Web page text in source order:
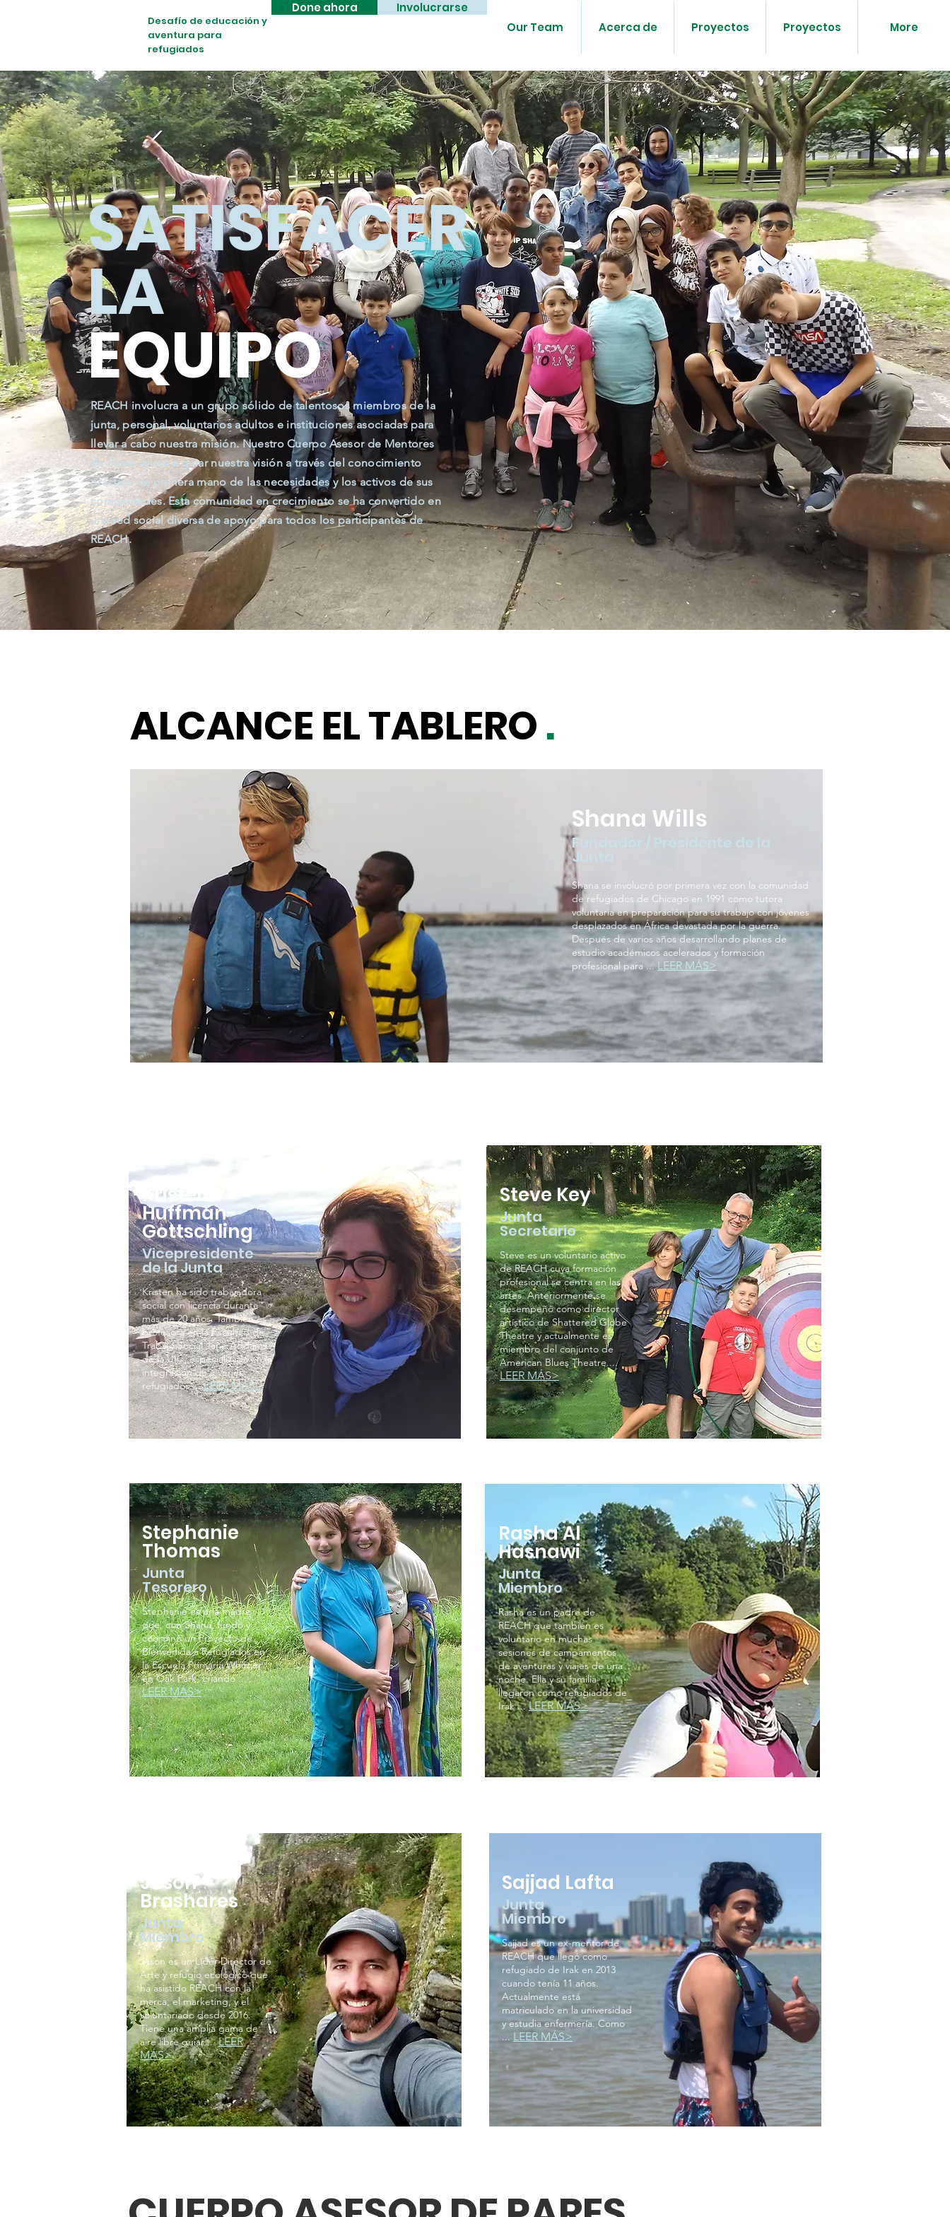
Desafío de educación y
aventura para
refugiados
Done ahora
Involucrarse
Our Team
Acerca de Proyectos Proyectos More
SATISFACER
LA
EQUIPO
REACH involucra a un grupo sólido de talentosos miembros de la
junta, personal, voluntarios adultos e instituciones asociadas para
llevar a cabo nuestra misión. Nuestro Cuerpo Asesor de Mentores
de Pares ayuda a guiar nuestra visión a través del conocimiento
práctico de primera mano de las necesidades y los activos de sus
comunidades. Esta comunidad en crecimiento se ha convertido en
una red social diversa de apoyo para todos los participantes de
REACH.
ALCANCE EL TABLERO.
Shana Wills
Fundador / Presidente de la
Junta
Shana se involucró por primera vez con la comunidad
de refugiados de Chicago en 1991 como tutora
voluntaria en preparación para su trabajo con jóvenes
desplazados en África devastada por la guerra.
Después de varios años desarrollando planes de
estudio académicos acelerados y formación
profesional para ... LEER MÁS>
Kristen
Huffman-
Gottschling
Vicepresidente
de la Junta
Kristen ha sido trabajadora
social con licencia durante
más de 20 años. También es
profesora en la Facultad de
Trabajo Social Jane Addams
de la UIC, especializada en la
integración de jóvenes
refugiados ... LEER MÁS>
Steve Key
Junta
Secretario
Steve es un voluntario activo
de REACH cuya formación
profesional se centra en las
artes. Anteriormente se
desempeñó como director
artístico de Shattered Globe
Theatre y actualmente es
miembro del conjunto de
American Blues Theatre ...
LEER MÁS>
Stephanie
Thomas
Junta
Tesorero
Stephanie es una madre
que, con Shana, fundó y
coordinó un Proyecto de
Bienvenida a Refugiados en
la Escuela Primaria Whittier
en Oak Park, criando ...
LEER MÁS>
Rasha Al
Hasnawi
Junta
Miembro
Rasha es un padre de
REACH que también es
voluntario en muchas
sesiones de campamentos
de aventuras y viajes de una
noche. Ella y su familia
llegaron como refugiados de
Irak ... LEER MÁS>
Jason
Brashares
Junta
Miembro
Jason es un Líder Director de
Arte y refugio ecológico que
ha asistido REACH con la
marca, el marketing, y el
voluntariado desde 2016.
Tiene una amplia gama de
aire libre guiar ... LEER
MÁS>
Sajjad Lafta
Junta
Miembro
Sajjad es un ex-mentor de
REACH que llegó como
refugiado de Irak en 2013
cuando tenía 11 años.
Actualmente está
matriculado en la universidad
y estudia enfermería. Como
... LEER MÁS>
CUERPO ASESOR DE PARES